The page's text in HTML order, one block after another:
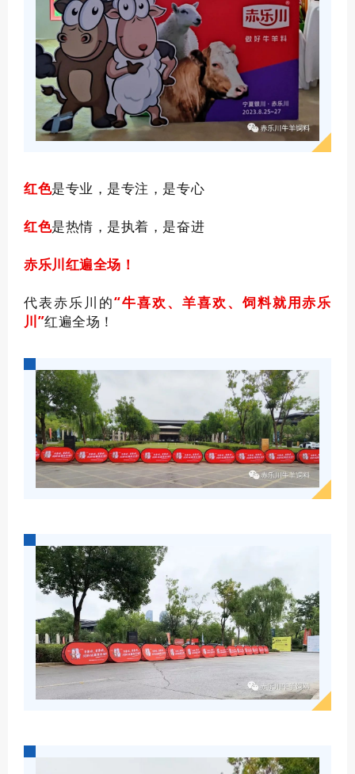
红色是专业，是专注，是专心
红色是热情，是执着，是奋进
赤乐川红遍全场！
代表赤乐川的“牛喜欢、羊喜欢、饲料就用赤乐
川”红遍全场！